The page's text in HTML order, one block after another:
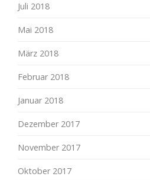
Juli 2018
Mai 2018
März 2018
Februar 2018
Januar 2018
Dezember 2017
November 2017
Oktober 2017